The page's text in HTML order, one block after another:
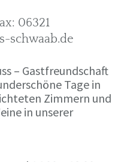
06321
schwaab.de
– Gastfreundschaft
Tage in
Zimmern und
in unserer